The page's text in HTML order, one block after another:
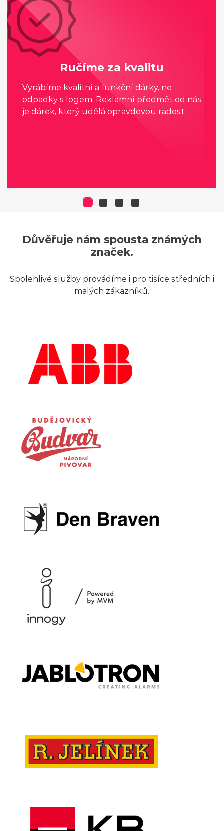
Ručíme za kvalitu
Vyrábíme kvalitní a funkční dárky, ne
odpadky s logem. Reklamní předmět od nás
je dárek, který udělá opravdovou radost.
Důvěřuje nám spousta známých
značek.
Spolehlivé služby provádíme i pro tisíce středních i
malých zákazníků.